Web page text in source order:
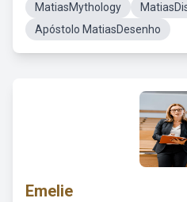
MatiasMythology
Apóstolo MatiasDesenho
Emelie